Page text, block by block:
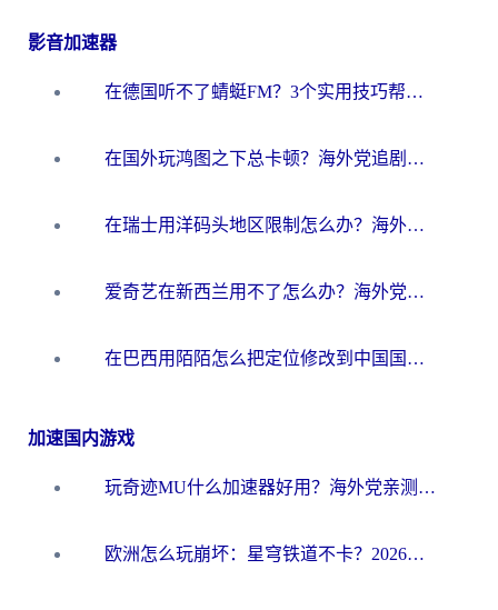
影音加速器
在德国听不了蜻蜓FM？3个实用技巧帮你解锁国内影音自由
在国外玩鸿图之下总卡顿？海外党追剧听歌的3个实用解决方案
在瑞士用洋码头地区限制怎么办？海外华人必看的回国加速全攻略
爱奇艺在新西兰用不了怎么办？海外党亲测有效的回国加速方案
在巴西用陌陌怎么把定位修改到中国国内？海外党必看的回国加速全攻略
加速国内游戏
玩奇迹MU什么加速器好用？海外党亲测：这款加速器让你告别延迟卡顿！
欧洲怎么玩崩坏：星穹铁道不卡？2026海外玩家国服游戏加速器终极攻略